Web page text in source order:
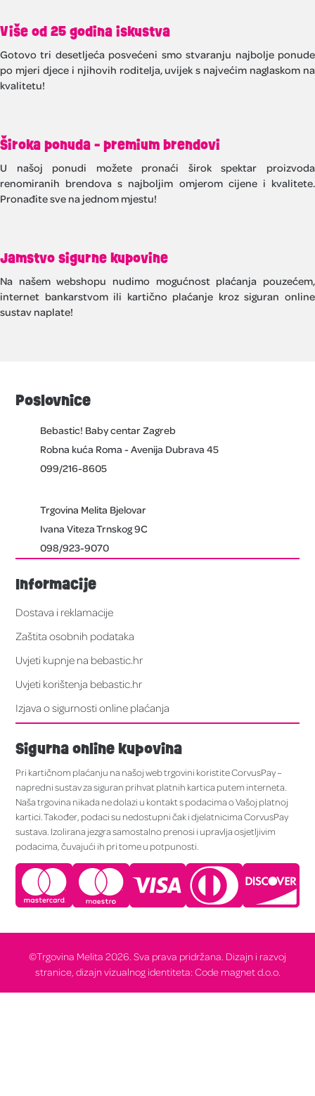
Više od 25 godina iskustva
Gotovo tri desetljeća posvećeni smo stvaranju najbolje ponude
po mjeri djece i njihovih roditelja, uvijek s najvećim naglaskom na
kvalitetu!
Široka ponuda - premium brendovi
U našoj ponudi možete pronaći širok spektar proizvoda
renomiranih brendova s najboljim omjerom cijene i kvalitete.
Pronađite sve na jednom mjestu!
Jamstvo sigurne kupovine
Na našem webshopu nudimo mogućnost plaćanja pouzećem,
internet bankarstvom ili kartično plaćanje kroz siguran online
sustav naplate!
Poslovnice
Bebastic! Baby centar Zagreb
Robna kuća Roma - Avenija Dubrava 45
099/216-8605
Trgovina Melita Bjelovar
Ivana Viteza Trnskog 9C
098/923-9070
Informacije
Dostava i reklamacije
Zaštita osobnih podataka
Uvjeti kupnje na bebastic.hr
Uvjeti korištenja bebastic.hr
Izjava o sigurnosti online plaćanja
Sigurna online kupovina
Pri kartičnom plaćanju na našoj web trgovini koristite CorvusPay –
napredni sustav za siguran prihvat platnih kartica putem interneta.
Naša trgovina nikada ne dolazi u kontakt s podacima o Vašoj platnoj
kartici. Također, podaci su nedostupni čak i djelatnicima CorvusPay
sustava. Izolirana jezgra samostalno prenosi i upravlja osjetljivim
podacima, čuvajući ih pri tome u potpunosti.
©Trgovina Melita 2026. Sva prava pridržana. Dizajn i razvoj
stranice, dizajn vizualnog identiteta: Code magnet d.o.o.